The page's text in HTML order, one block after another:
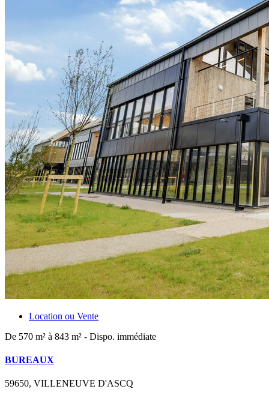
Location ou Vente
De 570 m² à 843 m² - Dispo. immédiate
BUREAUX
59650, VILLENEUVE D'ASCQ